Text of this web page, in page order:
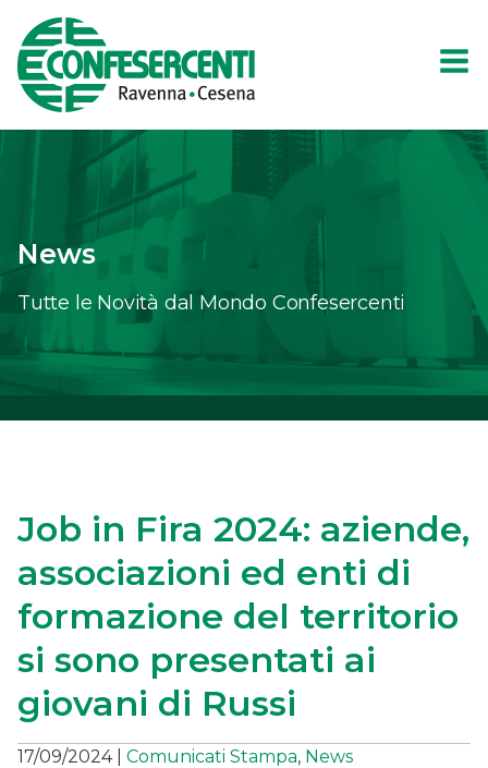
News
Tutte le Novità dal Mondo Confesercenti
Job in Fira 2024: aziende,
associazioni ed enti di
formazione del territorio
si sono presentati ai
giovani di Russi
17/09/2024| Comunicati Stampa, News